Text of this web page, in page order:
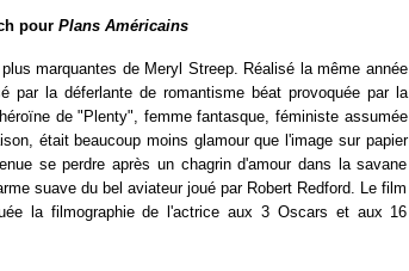
pour Plans Américains
marquantes de Meryl Streep. Réalisé la même année
par la déferlante de romantisme béat provoquée par la
de "Plenty", femme fantasque, féministe assumée
était beaucoup moins glamour que l'image sur papier
se perdre après un chagrin d'amour dans la savane
suave du bel aviateur joué par Robert Redford. Le film
la filmographie de l'actrice aux 3 Oscars et aux 16